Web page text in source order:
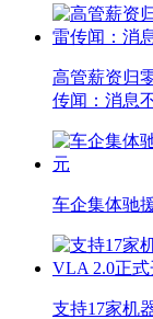
高管薪资归
传闻：消息
车企集体驰
支持17家机